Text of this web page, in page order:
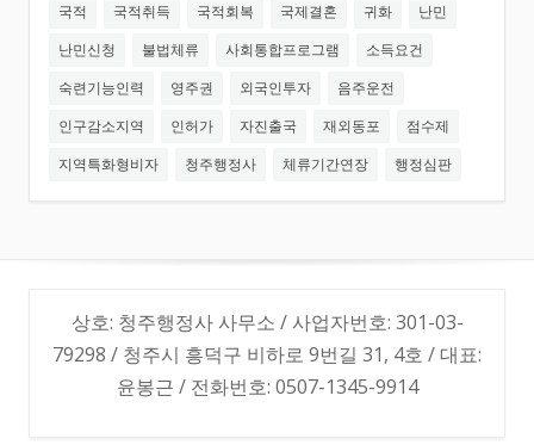
국적
국적취득 국적회복 국제결혼 귀화
난민
난민신청
불법체류 사회통합프로그램
소득요건
숙련기능인력
영주권 외국인투자
음주운전
인구감소지역
인허가 자진출국 재외동포
점수제
지역특화형비자
청주행정사 체류기간연장 행정심판
상호: 청주행정사 사무소 / 사업자번호: 301-03-
79298 / 청주시 흥덕구 비하로 9번길 31, 4호 / 대표:
윤봉근 / 전화번호: 0507-1345-9914